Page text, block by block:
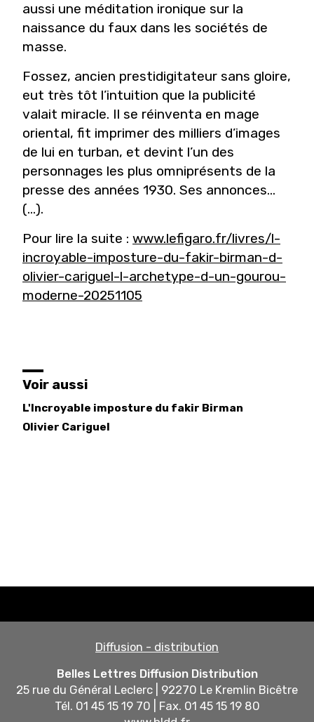
aussi une méditation ironique sur la
naissance du faux dans les sociétés de
masse.
Fossez, ancien prestidigitateur sans gloire,
eut très tôt l’intuition que la publicité
valait miracle. Il se réinventa en mage
oriental, fit imprimer des milliers d’images
de lui en turban, et devint l’un des
personnages les plus omniprésents de la
presse des années 1930. Ses annonces…
(...).
Pour lire la suite : www.lefigaro.fr/livres/l-
incroyable-imposture-du-fakir-birman-d-
olivier-cariguel-l-archetype-d-un-gourou-
moderne-20251105
Voir aussi
L'Incroyable imposture du fakir Birman
Olivier Cariguel
Diffusion - distribution
Belles Lettres Diffusion Distribution
25 rue du Général Leclerc | 92270 Le Kremlin Bicêtre
Tél. 01 45 15 19 70 | Fax. 01 45 15 19 80